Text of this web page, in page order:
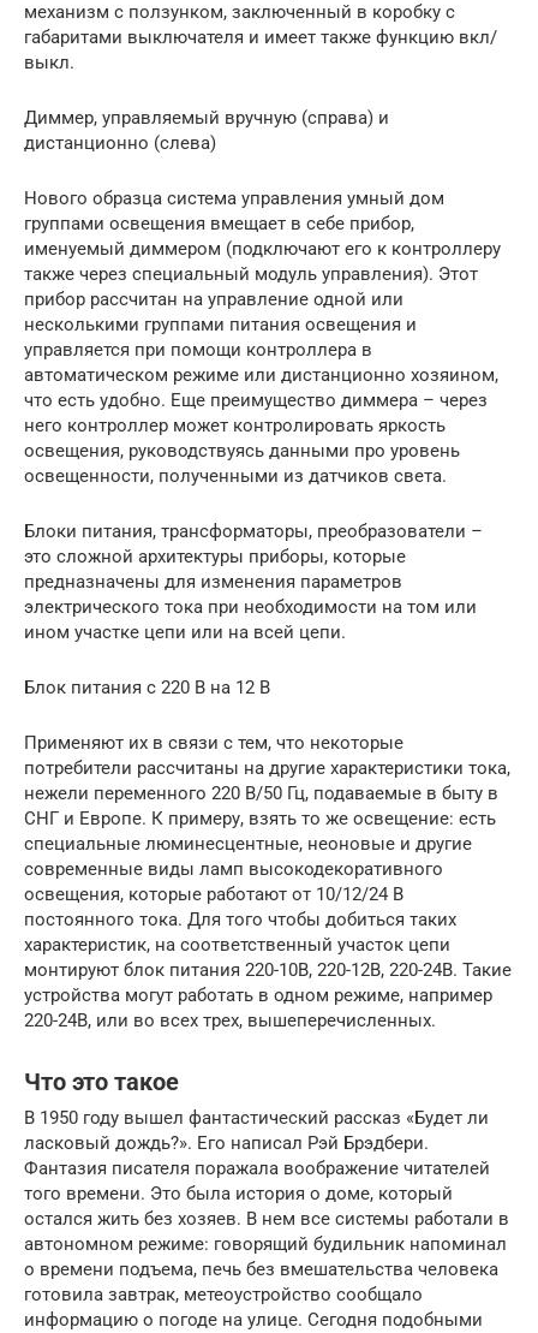
механизм с ползунком, заключенный в коробку с
габаритами выключателя и имеет также функцию вкл/
выкл.
Диммер, управляемый вручную (справа) и
дистанционно (слева)
Нового образца система управления умный дом
группами освещения вмещает в себе прибор,
именуемый диммером (подключают его к контроллеру
также через специальный модуль управления). Этот
прибор рассчитан на управление одной или
несколькими группами питания освещения и
управляется при помощи контроллера в
автоматическом режиме или дистанционно хозяином,
что есть удобно. Еще преимущество диммера – через
него контроллер может контролировать яркость
освещения, руководствуясь данными про уровень
освещенности, полученными из датчиков света.
Блоки питания, трансформаторы, преобразователи –
это сложной архитектуры приборы, которые
предназначены для изменения параметров
электрического тока при необходимости на том или
ином участке цепи или на всей цепи.
Блок питания с 220 В на 12 В
Применяют их в связи с тем, что некоторые
потребители рассчитаны на другие характеристики тока,
нежели переменного 220 В/50 Гц, подаваемые в быту в
СНГ и Европе. К примеру, взять то же освещение: есть
специальные люминесцентные, неоновые и другие
современные виды ламп высокодекоративного
освещения, которые работают от 10/12/24 В
постоянного тока. Для того чтобы добиться таких
характеристик, на соответственный участок цепи
монтируют блок питания 220-10В, 220-12В, 220-24В. Такие
устройства могут работать в одном режиме, например
220-24В, или во всех трех, вышеперечисленных.
Что это такое
В 1950 году вышел фантастический рассказ «Будет ли
ласковый дождь?». Его написал Рэй Брэдбери.
Фантазия писателя поражала воображение читателей
того времени. Это была история о доме, который
остался жить без хозяев. В нем все системы работали в
автономном режиме: говорящий будильник напоминал
о времени подъема, печь без вмешательства человека
готовила завтрак, метеоустройство сообщало
информацию о погоде на улице. Сегодня подобными